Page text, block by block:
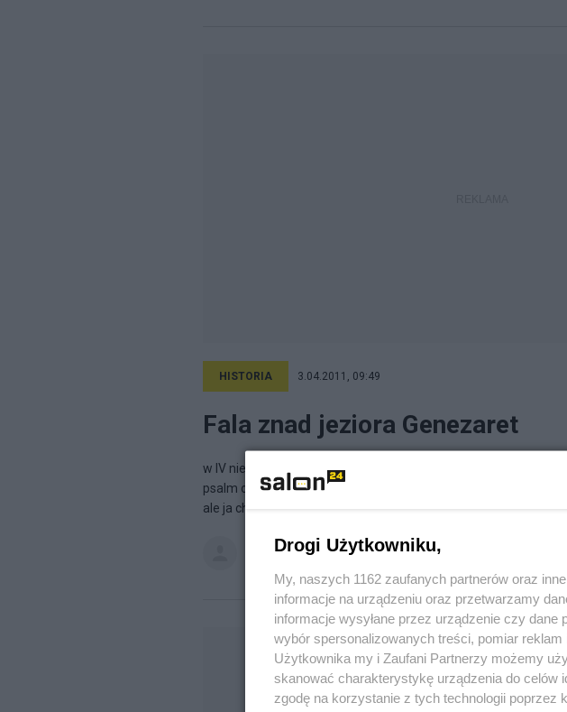
HISTORIA 3.04.2011, 09:49
Fala znad jeziora Genezaret
w IV niedzielę Wielkiego Postu będzie czytanie o namaszczeniu
psalm o nielękaniu się zła nawet w ciemnej dolinie i o
ale ja chciałbym krótko i na luzie...
sosenkowski na blogu"Jam... z tego, co mnie boli."
Drogi Użytkowniku,
My, naszych 1162 zaufanych partnerów oraz
informacje na urządzeniu oraz przetwarzamy
informacje wysyłane przez urządzenie czy
wybór spersonalizowanych treści, pomiar
Użytkownika my i Zaufani Partnerzy możemy
skanować charakterystykę urządzenia do celów
zgodę na korzystanie z tych technologii poprzez